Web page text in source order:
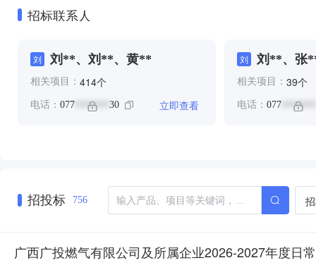
招标联系人
刘 刘**、刘**、黄**
相关项目： 414个
电话： 077 ******* 30 立即查看
刘 刘**、张
相关项目： 39个
电话： 077 *******
招投标 756
广西广投燃气有限公司及所属企业2026-2027年度日